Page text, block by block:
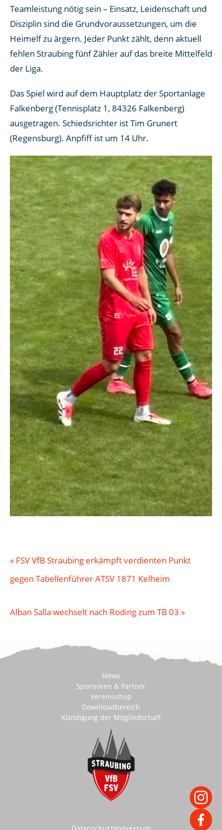
Teamleistung nötig sein – Einsatz, Leidenschaft und
Disziplin sind die Grundvoraussetzungen, um die
Heimelf zu ärgern. Jeder Punkt zählt, denn aktuell
fehlen Straubing fünf Zähler auf das breite Mittelfeld
der Liga.
Das Spiel wird auf dem Hauptplatz der Sportanlage
Falkenberg (Tennisplatz 1, 84326 Falkenberg)
ausgetragen. Schiedsrichter ist Tim Grunert
(Regensburg). Anpfiff ist um 14 Uhr.
« FSV VfB Straubing erkämpft verdienten Punkt
gegen Tabellenführer ATSV 1871 Kelheim
Alban Salla wechselt nach Roding zum TB 03 »
News
Sponsoren & Partner
Vereinsshop
Downloadbereich
Kündigung der Mitgliedschaft